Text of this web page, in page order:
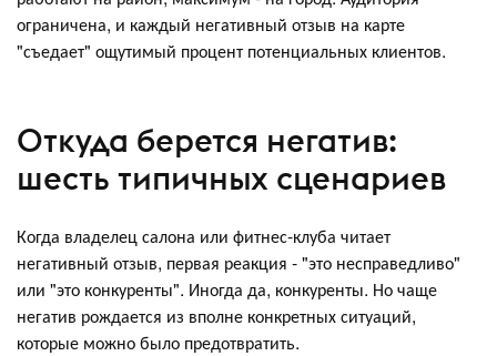
ограничена, и каждый негативный отзыв на карте
"съедает" ощутимый процент потенциальных клиентов.
Откуда берется негатив:
шесть типичных сценариев
Когда владелец салона или фитнес-клуба читает
негативный отзыв, первая реакция - "это несправедливо"
или "это конкуренты". Иногда да, конкуренты. Но чаще
негатив рождается из вполне конкретных ситуаций,
которые можно было предотвратить.